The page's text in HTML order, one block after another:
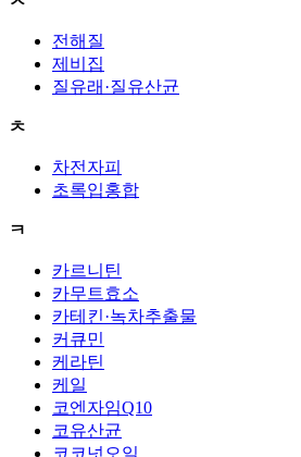
전해질
제비집
질유래·질유산균
ㅊ
차전자피
초록입홍합
ㅋ
카르니틴
카무트효소
카테킨·녹차추출물
커큐민
케라틴
케일
코엔자임Q10
코유산균
코코넛오일